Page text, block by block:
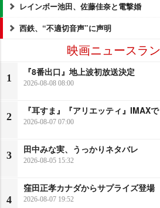
レインボー池田、佐藤佳奈と電撃婚
西鉄、“不適切音声”に声明
映画ニュースラ
1
『8番出口』地上波初放送決定
2026-08-08 08:00
2
『耳すま』『アリエッティ』IMAXで
2026-08-07 07:00
3
田中みな実、うっかりネタバレ
2026-08-05 15:32
4
窪田正孝カナダからサプライズ登場
2026-08-07 19:52